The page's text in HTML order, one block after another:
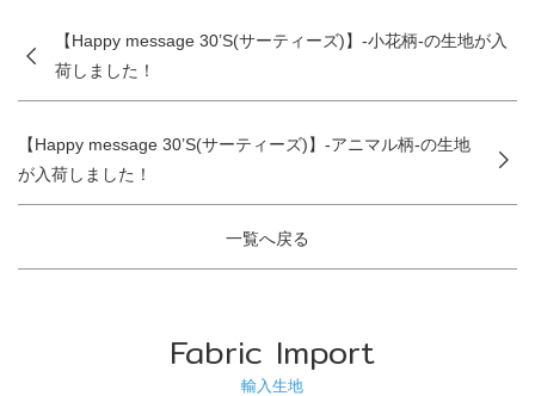
【Happy message 30’S(サーティーズ)】-小花柄-の生地が入
荷しました！
一覧へ戻る
【Happy message 30’S(サーティーズ)】-アニマル柄-の生地
が入荷しました！
Fabric Import
輸入生地